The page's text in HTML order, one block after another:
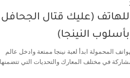
للهاتف (عليك قتال الجحافل
النينجا)
المحمولة ابدأ لعبة نينجا ممتعة وادخل عالم
في مختلف المعارك والتحديات التي تتضمنها